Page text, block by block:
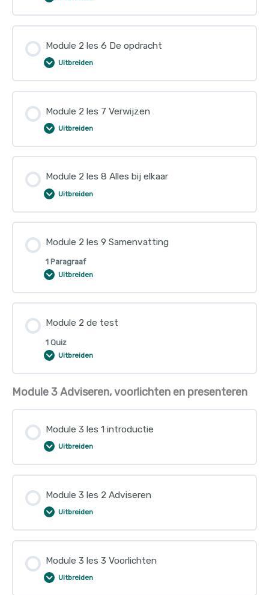
Module 2 les 6 De opdracht
Uitbreiden
Module 2 les 7 Verwijzen
Uitbreiden
Module 2 les 8 Alles bij elkaar
Uitbreiden
Module 2 les 9 Samenvatting
1 Paragraaf
Uitbreiden
Module 2 de test
1 Quiz
Uitbreiden
Module 3 Adviseren, voorlichten en presenteren
Module 3 les 1 introductie
Uitbreiden
Module 3 les 2 Adviseren
Uitbreiden
Module 3 les 3 Voorlichten
Uitbreiden